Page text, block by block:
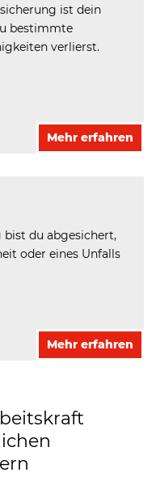
ist dein
bestimmte
verlierst.
Mehr erfahren
bist du abgesichert,
oder eines Unfalls
Mehr erfahren